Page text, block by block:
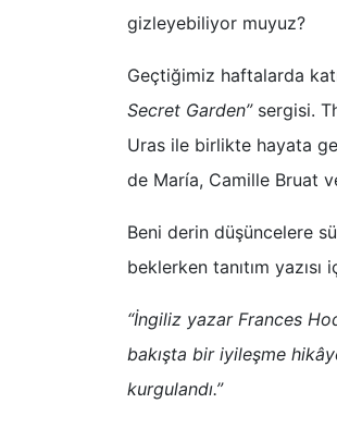
gizleyebiliyor muyuz?
Geçtiğimiz haftalarda
Secret Garden” sergisi.
Uras ile birlikte hayata
de María, Camille Bruat
Beni derin düşüncelere
beklerken tanıtım
“İngiliz yazar Frances
bakışta bir iyileşme
kurgulandı.”